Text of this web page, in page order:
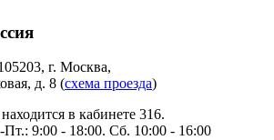
г. Москва,
д. 8 (схема проезда)
в кабинете 316.
9:00 - 18:00. Сб. 10:00 - 16:00